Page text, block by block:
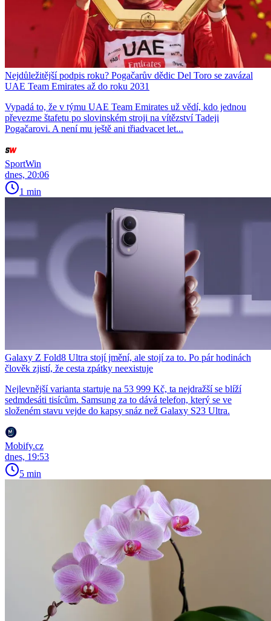
Nejdůležitější podpis roku? Pogačarův dědic Del Toro se zavázal
UAE Team Emirates až do roku 2031
Vypadá to, že v týmu UAE Team Emirates už vědí, kdo jednou
převezme štafetu po slovinském stroji na vítězství Tadeji
Pogačarovi. A není mu ještě ani třiadvacet let...
SportWin
dnes, 20:06
1 min
Galaxy Z Fold8 Ultra stojí jmění, ale stojí za to. Po pár hodinách
člověk zjistí, že cesta zpátky neexistuje
Nejlevnější varianta startuje na 53 999 Kč, ta nejdražší se blíží
sedmdesáti tisícům. Samsung za to dává telefon, který se ve
složeném stavu vejde do kapsy snáz než Galaxy S23 Ultra.
Mobify.cz
dnes, 19:53
5 min